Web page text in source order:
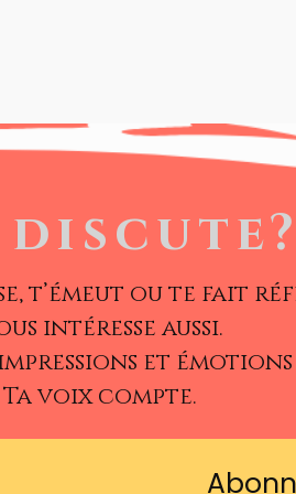
discute?
t’émeut ou te fait
intéresse aussi.
et
Ta voix compte.